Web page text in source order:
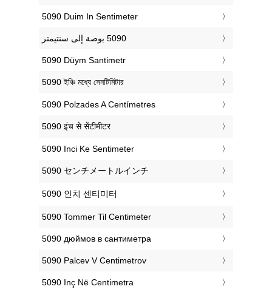
‎5090 Duim In Sentimeter
‎5090 Düym Santimetr
‎5090 ইঞ্চি মধ্যে সেনটিমিটার
‎5090 Polzades A Centímetres
‎5090 इंच से सेंटीमीटर
‎5090 Inci Ke Sentimeter
‎5090 センチメートルインチ
‎5090 인치 센티미터
‎5090 Tommer Til Centimeter
‎5090 дюймов в сантиметра
‎5090 Palcev V Centimetrov
‎5090 Inç Në Centimetra